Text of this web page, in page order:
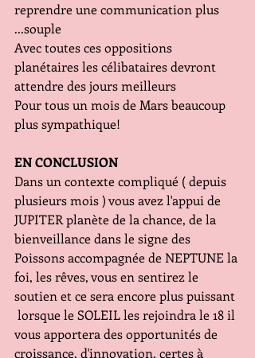
reprendre une communication plus
...souple
Avec toutes ces oppositions
planétaires les célibataires devront
attendre des jours meilleurs
Pour tous un mois de Mars beaucoup
plus sympathique!
EN CONCLUSION
Dans un contexte compliqué ( depuis
plusieurs mois ) vous avez l'appui de
JUPITER planète de la chance, de la
bienveillance dans le signe des
Poissons accompagnée de NEPTUNE la
foi, les rêves, vous en sentirez le
soutien et ce sera encore plus puissant
lorsque le SOLEIL les rejoindra le 18 il
vous apportera des opportunités de
croissance, d'innovation, certes à